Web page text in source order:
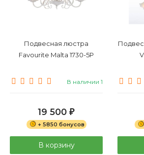
Подвесная люстра
Favourite Malta 1730-5P
В наличии 1
19 500 ₽
+ 5850 бонусов
В корзину